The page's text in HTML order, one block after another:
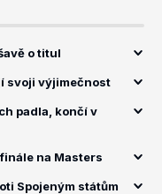
o titul
svoji výjimečnost
padla, končí v
na Masters
Spojeným státům